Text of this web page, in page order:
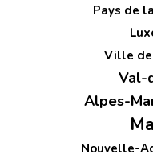
Pays de
Ville de
Val-
Alpes-
Nouvelle-